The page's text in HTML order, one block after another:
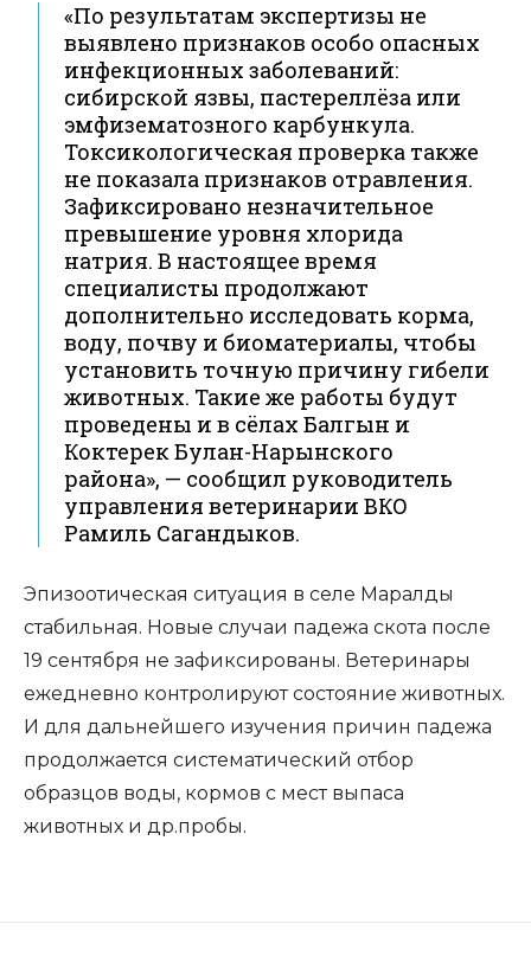
«По результатам экспертизы не
выявлено признаков особо опасных
инфекционных заболеваний:
сибирской язвы, пастереллёза или
эмфизематозного карбункула.
Токсикологическая проверка также
не показала признаков отравления.
Зафиксировано незначительное
превышение уровня хлорида
натрия. В настоящее время
специалисты продолжают
дополнительно исследовать корма,
воду, почву и биоматериалы, чтобы
установить точную причину гибели
животных. Такие же работы будут
проведены и в сёлах Балгын и
Коктерек Булан-Нарынского
района», — сообщил руководитель
управления ветеринарии ВКО
Рамиль Сагандыков.
Эпизоотическая ситуация в селе Маралды
стабильная. Новые случаи падежа скота после
19 сентября не зафиксированы. Ветеринары
ежедневно контролируют состояние животных.
И для дальнейшего изучения причин падежа
продолжается систематический отбор
образцов воды, кормов с мест выпаса
животных и др.пробы.